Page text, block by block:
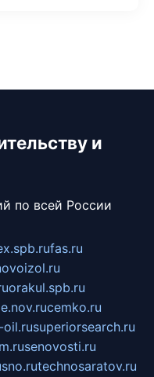
и
по всей России
fas.ru
orakul.spb.ru
cemko.ru
superiorsearch.ru
senovosti.ru
technosaratov.ru